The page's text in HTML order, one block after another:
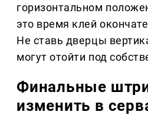
горизонтальном
это время клей
Не ставь дверцы
могут отойти под
Финальные
изменить в